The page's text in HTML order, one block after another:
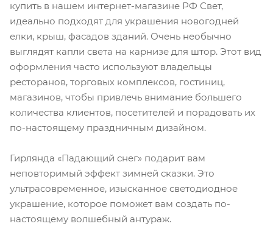
купить в нашем интернет-магазине РФ Свет,
идеально подходят для украшения новогодней
елки, крыш, фасадов зданий. Очень необычно
выглядят капли света на карнизе для штор. Этот вид
оформления часто используют владельцы
ресторанов, торговых комплексов, гостиниц,
магазинов, чтобы привлечь внимание большего
количества клиентов, посетителей и порадовать их
по-настоящему праздничным дизайном.
Гирлянда «Падающий снег» подарит вам
неповторимый эффект зимней сказки. Это
ультрасовременное, изысканное светодиодное
украшение, которое поможет вам создать по-
настоящему волшебный антураж.